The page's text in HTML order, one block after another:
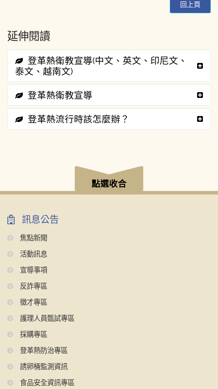
回上頁
延伸閱讀
登革熱衛教宣導(中文、英文、印尼文、
泰文、越南文)
登革熱衛教宣導
登革熱流行時該怎麼辦？
點選收合
訊息公告
焦點新聞
活動訊息
宣導事項
反詐專區
徵才專區
護理人員甄試專區
採購專區
登革熱防治專區
誘卵桶監測資訊
食品安全資訊專區